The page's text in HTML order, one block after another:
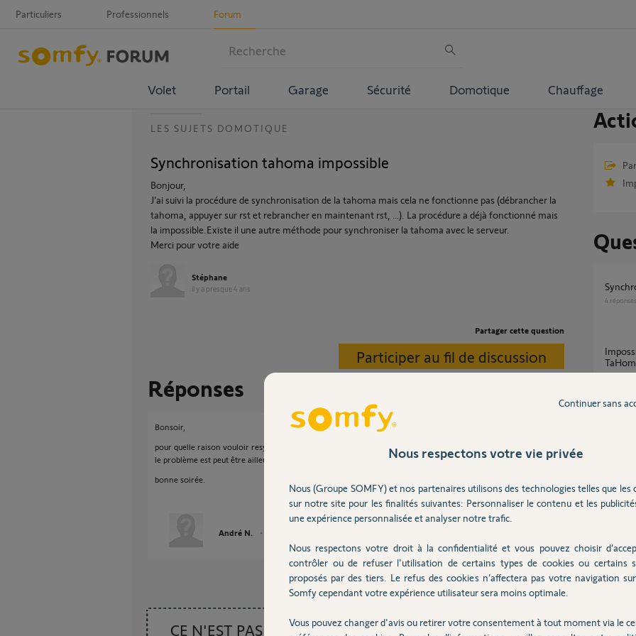
Particuliers Professionnels Forum
Volet Portail Garage Sécurité Domotique Chauffage
LES SUJETS DOMOTIQUE
Synchronisation tahoma impossible
Bonjour,
J’ai suivi la procédure de synchronisation de la tahoma mais cela ne fonctionne pas (débrancher la
tahoma, appuyer sur rst et rebrancher en maintenant rst, …). La procédure a déjà fonctionné mais
la impossible.Existe il une autre méthode pour synchroniser la tahoma avec le serveur.
Merci pour votre aide
Stéphane
il y a presque 4 ans
Partager cette question
Participer au fil de discussion
Réponses
Bonsoir,
pour quelle raison vouloir resynchroniser ?
le problème est peut être ailleurs.
bonne soirée.
André N.
CE N'EST PAS CE
4 réponses
Impossible d’ajouter la pompe à chaleur sur
5réponses
Nous respectons votre vie privée
Nous (Groupe SOMFY) et nos partenaires utilisons des technologies telles que les
sur notre site pour les finalités suivantes: Personnaliser le contenu et les
une expérience personnalisée et analyser notre trafic.
Nous respectons votre droit à la confidentialité et vous pouvez choisir
contrôler ou de refuser l'utilisation de certains types de cookies ou certains
proposés par des tiers. Le refus des cookies n’affectera pas votre navigation
Somfy cependant votre expérience utilisateur sera moins optimale.
Vous pouvez changer d'avis ou retirer votre consentement à tout moment via le
Continuer sans